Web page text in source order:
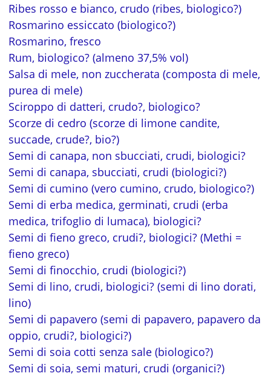
Ribes rosso e bianco, crudo (ribes, biologico?)
Rosmarino essiccato (biologico?)
Rosmarino, fresco
Rum, biologico? (almeno 37,5% vol)
Salsa di mele, non zuccherata (composta di mele,
purea di mele)
Sciroppo di datteri, crudo?, biologico?
Scorze di cedro (scorze di limone candite,
succade, crude?, bio?)
Semi di canapa, non sbucciati, crudi, biologici?
Semi di canapa, sbucciati, crudi (biologici?)
Semi di cumino (vero cumino, crudo, biologico?)
Semi di erba medica, germinati, crudi (erba
medica, trifoglio di lumaca), biologici?
Semi di fieno greco, crudi?, biologici? (Methi =
fieno greco)
Semi di finocchio, crudi (biologici?)
Semi di lino, crudi, biologici? (semi di lino dorati,
lino)
Semi di papavero (semi di papavero, papavero da
oppio, crudi?, biologici?)
Semi di soia cotti senza sale (biologico?)
Semi di soia, semi maturi, crudi (organici?)